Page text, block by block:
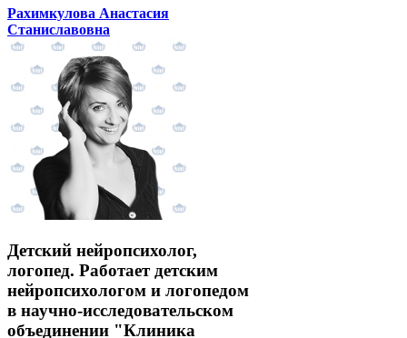
Рахимкулова Анастасия
Станиславовна
Детский нейропсихолог,
логопед. Работает детским
нейропсихологом и логопедом
в научно-исследовательском
объединении "Клиника